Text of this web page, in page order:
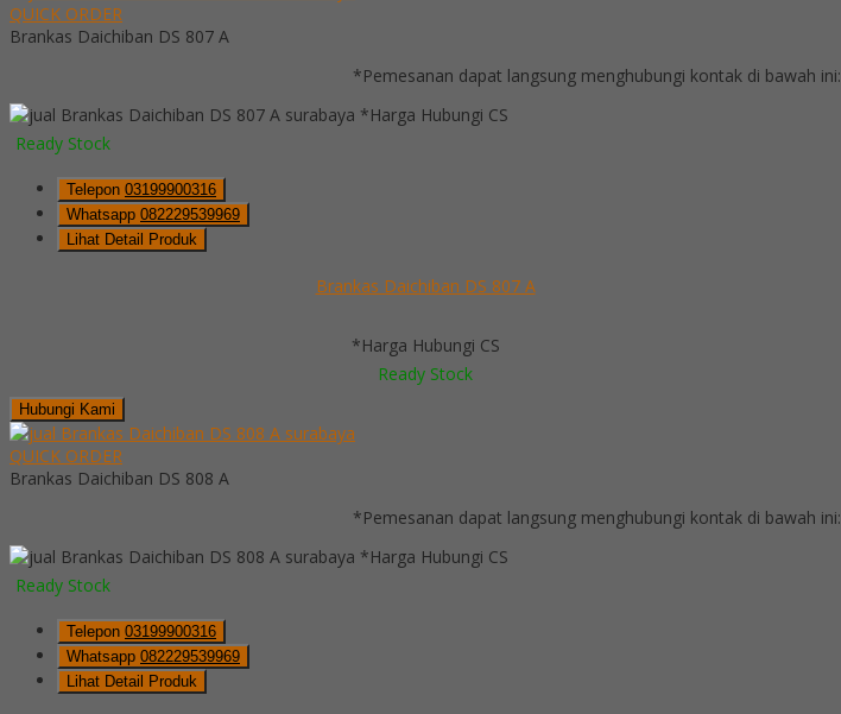
QUICK ORDER
Brankas Daichiban DS 807 A
*Pemesanan dapat langsung menghubungi kontak di bawah ini:
*Harga Hubungi CS
Ready Stock
Telepon 03199900316
Whatsapp 082229539969
Lihat Detail Produk
Brankas Daichiban DS 807 A
*Harga Hubungi CS
Ready Stock
Hubungi Kami
QUICK ORDER
Brankas Daichiban DS 808 A
*Pemesanan dapat langsung menghubungi kontak di bawah ini:
*Harga Hubungi CS
Ready Stock
Telepon 03199900316
Whatsapp 082229539969
Lihat Detail Produk